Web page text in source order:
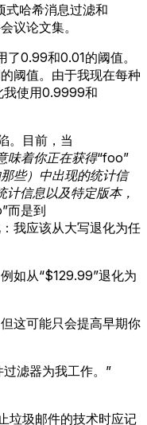
哈希消息过滤和
议论文集。
0.99和0.01的阈值。
阈值。由于我现在每种
我使用0.9999和
。目前，当
味着你正在获得“foo”
些）中出现的统计信
信息以及特定版本，
而是到
我应该从大写退化为任
如从“$129.99”退化为
这可能只会提高早期你
滤器为我工作。”
垃圾邮件的技术时应记